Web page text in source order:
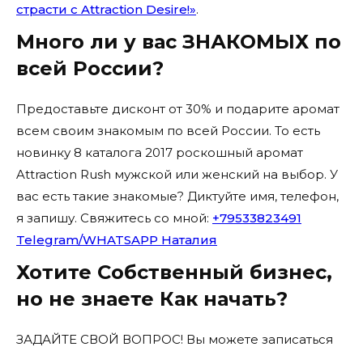
страсти с Attraction Desire!».
Много ли у вас ЗНАКОМЫХ по
всей России?
Предоставьте дисконт от 30% и подарите аромат
всем своим знакомым по всей России. То есть
новинку 8 каталога 2017 роскошный аромат
Attraction Rush мужской или женский на выбор. У
вас есть такие знакомые? Диктуйте имя, телефон,
я запишу. Свяжитесь со мной: +79533823491
Telegram/WHATSAPP Наталия
Хотите Собственный бизнес,
но не знаете Как начать?
ЗАДАЙТЕ СВОЙ ВОПРОС! Вы можете записаться